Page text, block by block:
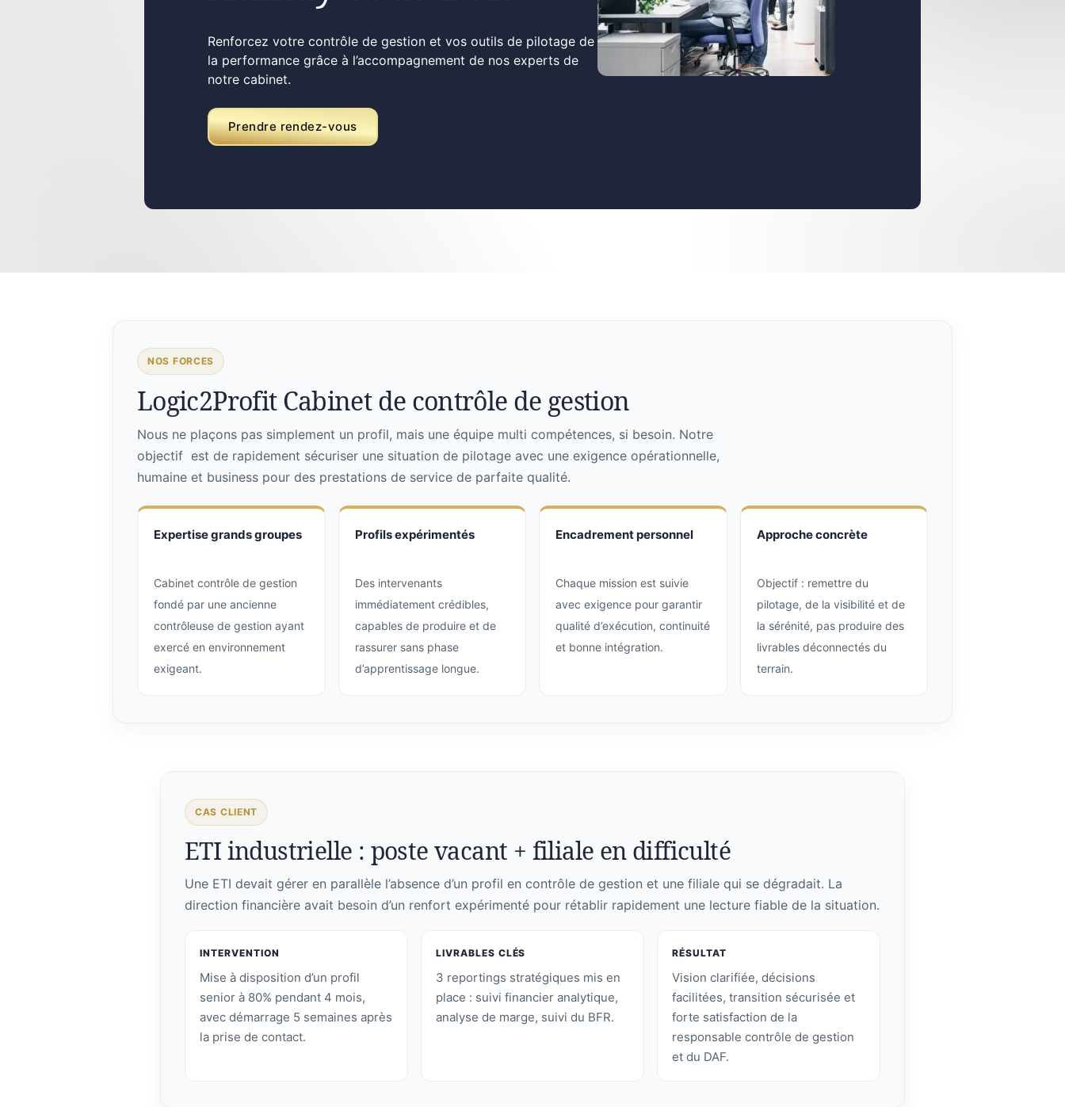
Renforcez votre contrôle de gestion et vos outils de pilotage de
la performance grâce à l’accompagnement de nos experts de
notre cabinet.
Prendre rendez-vous
NOS FORCES
Logic2Profit Cabinet de contrôle de gestion
Nous ne plaçons pas simplement un profil, mais une équipe multi compétences, si besoin. Notre
objectif est de rapidement sécuriser une situation de pilotage avec une exigence opérationnelle,
humaine et business pour des prestations de service de parfaite qualité.
Expertise grands groupes
Cabinet contrôle de gestion
fondé par une ancienne
contrôleuse de gestion ayant
exercé en environnement
exigeant.
Profils expérimentés
Des intervenants
immédiatement crédibles,
capables de produire et de
rassurer sans phase
d’apprentissage longue.
Encadrement personnel
Chaque mission est suivie
avec exigence pour garantir
qualité d’exécution, continuité
et bonne intégration.
Approche concrète
Objectif : remettre du
pilotage, de la visibilité et de
la sérénité, pas produire des
livrables déconnectés du
terrain.
CAS CLIENT
ETI industrielle : poste vacant + filiale en difficulté
Une ETI devait gérer en parallèle l’absence d’un profil en contrôle de gestion et une filiale qui se dégradait. La
direction financière avait besoin d’un renfort expérimenté pour rétablir rapidement une lecture fiable de la situation.
INTERVENTION
Mise à disposition d’un profil
senior à 80% pendant 4 mois,
avec démarrage 5 semaines après
la prise de contact.
LIVRABLES CLÉS
3 reportings stratégiques mis en
place : suivi financier analytique,
analyse de marge, suivi du BFR.
RÉSULTAT
Vision clarifiée, décisions
facilitées, transition sécurisée et
forte satisfaction de la
responsable contrôle de gestion
et du DAF.